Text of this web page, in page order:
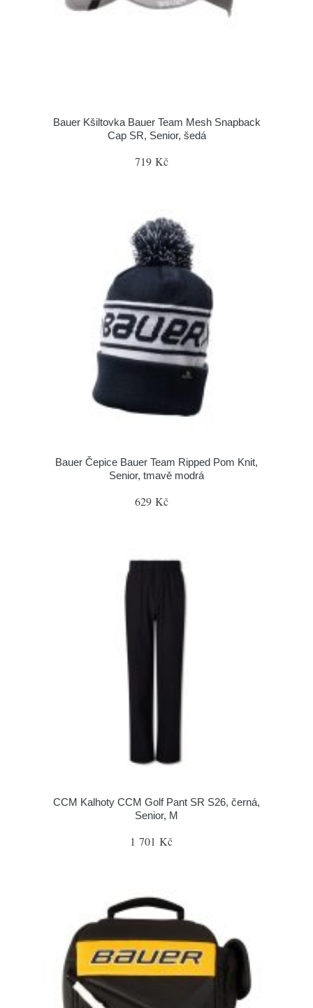
Bauer Kšiltovka Bauer Team Mesh Snapback
Cap SR, Senior, šedá
719 Kč
Bauer Čepice Bauer Team Ripped Pom Knit,
Senior, tmavě modrá
629 Kč
CCM Kalhoty CCM Golf Pant SR S26, černá,
Senior, M
1 701 Kč